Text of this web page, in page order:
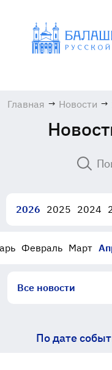
Главная → Новости →
2026 2025 2024
Февраль Март
Все новости
По дате